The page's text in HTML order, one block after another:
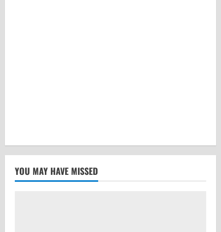
YOU MAY HAVE MISSED